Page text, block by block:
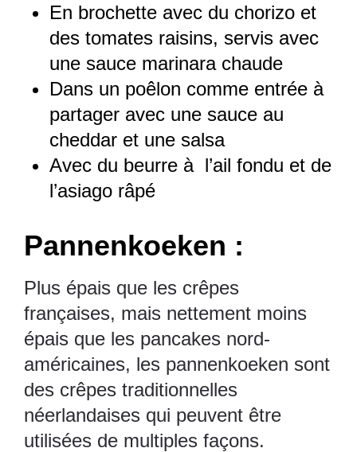
En brochette avec du chorizo et
des tomates raisins, servis avec
une sauce marinara chaude
Dans un poêlon comme entrée à
partager avec une sauce au
cheddar et une salsa
Avec du beurre à l’ail fondu et de
l’asiago râpé
Pannenkoeken :
Plus épais que les crêpes
françaises, mais nettement moins
épais que les pancakes nord-
américaines, les pannenkoeken sont
des crêpes traditionnelles
néerlandaises qui peuvent être
utilisées de multiples façons.